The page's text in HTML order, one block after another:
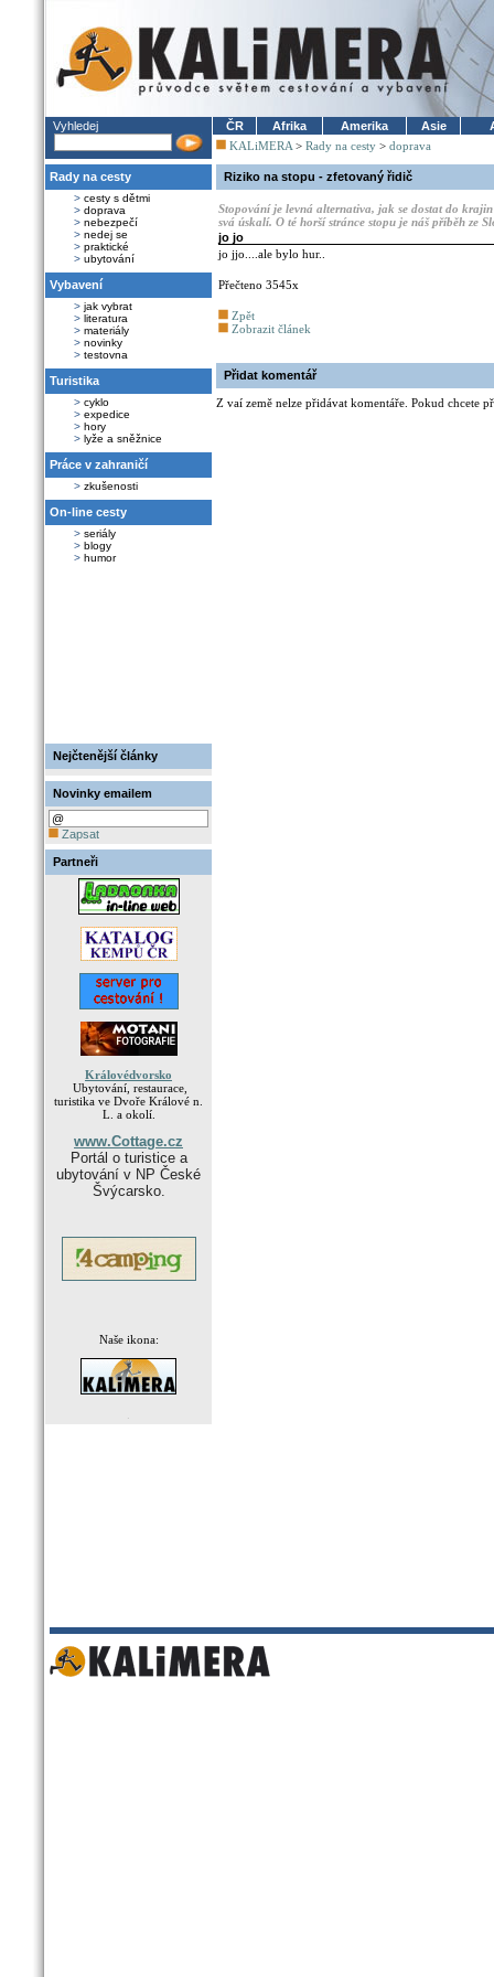
Vyhledej
Rady na cesty
> cesty s dětmi
> doprava
> nebezpečí
> nedej se
> praktické
> ubytování
Vybavení
> jak vybrat
> literatura
> materiály
> novinky
> testovna
Turistika
> cyklo
> expedice
> hory
> lyže a sněžnice
Práce v zahraničí
> zkušenosti
On-line cesty
> seriály
> blogy
> humor
Nejčtenější články
Novinky emailem
Zapsat
Partneři
Královédvorsko
Ubytování, restaurace,
turistika ve Dvoře Králové n.
L. a okolí.
www.Cottage.cz
Portál o turistice a
ubytování v NP České
Švýcarsko.
Naše ikona:
ČR Afrika Amerika Asie
KALiMERA > Rady na cesty > doprava
Riziko na stopu - zfetovaný řidič
Stopování je levná alternativa, jak se dostat do
svá úskalí. O té horší stránce stopu je náš příběh ze
jo jo
jo jjo....ale bylo hur..
Přečteno 3545x
Zpět
Zobrazit článek
Přidat komentář
Z vaí země nelze přidávat komentáře. Pokud chcete